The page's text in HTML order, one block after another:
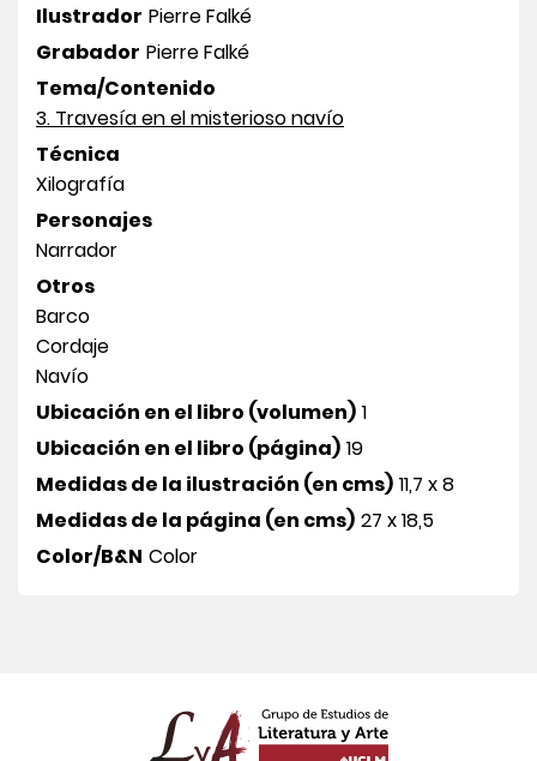
Ilustrador Pierre Falké
Grabador Pierre Falké
Tema/Contenido
3. Travesía en el misterioso navío
Técnica
Xilografía
Personajes
Narrador
Otros
Barco
Cordaje
Navío
Ubicación en el libro (volumen) 1
Ubicación en el libro (página) 19
Medidas de la ilustración (en cms) 11,7 x 8
Medidas de la página (en cms) 27 x 18,5
Color/B&N Color